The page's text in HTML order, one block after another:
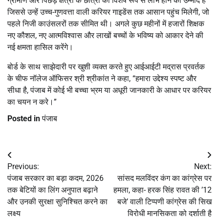
जिससे उन्हें उच्च-गुणवत्ता वाली करियर गाइडेंस तक आसान पहुंच मिलेगी, जो
पहले निजी काउंसलरों तक सीमित थी। अगले कुछ महीनों में हजारों शिक्षक
नए कौशल, नए आत्मविश्वास और लाखों बच्चों के भविष्य को आकार देने की
नई क्षमता हासिल करेंगे।
बोर्ड के साथ साझेदारी पर खुशी व्यक्त करते हुए आईआईटी मद्रास प्रवर्तक
के चीफ नॉलेज ऑफिसर श्री श्रीकांत ने कहा, “हमारा उद्देश्य स्पष्ट और
सीधा है, पंजाब में कोई भी बच्चा भ्रम या अधूरी जानकारी के आधार पर करियर
का चयन न करे।”
Posted inपंजाब
Post
navigation
Previous:
पंजाब सरकार का बड़ा कदम, 2026
तक बेटियों का लिंग अनुपात बढ़ाने
और उनकी सुरक्षा सुनिश्चित करने का
लक्ष्य
Next:
सांसद मलविंदर कंग का कांग्रेस पर
हमला, कहा- हरक सिंह रावत की ’12
बजे’ वाली टिप्पणी कांग्रेस की सिख
विरोधी मानसिकता को दर्शाती है